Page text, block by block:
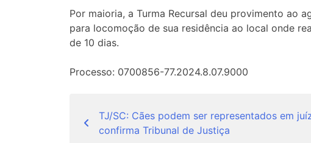
Por maioria, a Turma Recursal deu provimento ao
para locomoção de sua residência ao local onde
de 10 dias.
Processo: 0700856-77.2024.8.07.9000
Navegação
de
TJ/SC: Cães podem ser representados em
confirma Tribunal de Justiça